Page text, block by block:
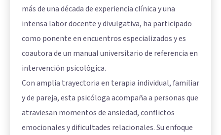
más de una década de experiencia clínica y una
intensa labor docente y divulgativa, ha participado
como ponente en encuentros especializados y es
coautora de un manual universitario de referencia en
intervención psicológica.
Con amplia trayectoria en terapia individual, familiar
y de pareja, esta psicóloga acompaña a personas que
atraviesan momentos de ansiedad, conflictos
emocionales y dificultades relacionales. Su enfoque